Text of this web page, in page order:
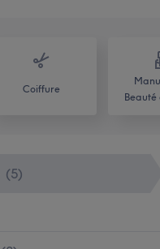
Coiffure
Beauté
(5)